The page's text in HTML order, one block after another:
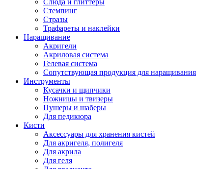
Слюда и глиттеры
Стемпинг
Стразы
Трафареты и наклейки
Наращивание
Акригели
Акриловая система
Гелевая система
Сопутствующая продукция для наращивания
Инструменты
Кусачки и щипчики
Ножницы и твизеры
Пушеры и шаберы
Для педикюра
Кисти
Аксессуары для хранения кистей
Для акригеля, полигеля
Для акрила
Для геля